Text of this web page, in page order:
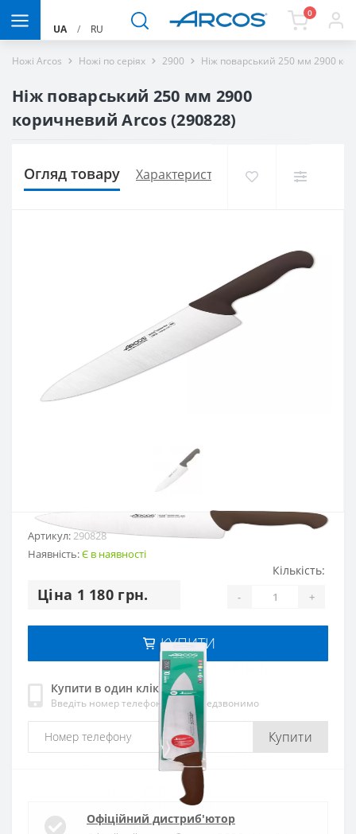
UA / RU
0
Ножі Arcos Ножі по серіях 2900 Ніж поварський 250 мм 2900
Ніж поварський 250 мм 2900
коричневий Arcos (290828)
Огляд товару Характеристики Доставка і
Артикул:290828
Наявність:Є в наявності
Цiна 1 180 грн.
Кількість:
- +
КУПИТИ
Купити в один клік
Введіть номер телефону і ми передзвонимо
Купити
Офіційний дистриб'ютор